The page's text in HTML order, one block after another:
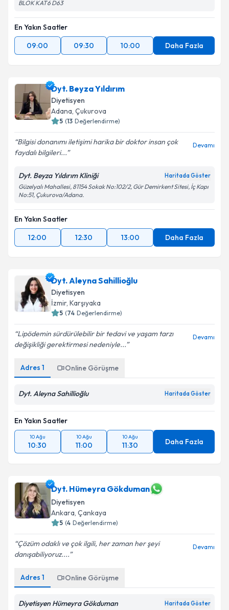
BLOK KAT6 D63
En Yakın Saatler
09:00
09:30 10:00 Daha Fazla
Dyt. Beyza Yıldırım
Diyetisyen
Adana, Çukurova
5 (13 Değerlendirme)
Bilgisi donanımı iletişimi harika bir doktor insan çok
faydalı bilgileri...
Devamı
Dyt. Beyza Yıldırım Kliniği Haritada Göster
Güzelyalı Mahallesi, 81154 Sokak No:102/2, Gür Demirkent Sitesi, İç Kapı
No:51, Çukurova/Adana.
En Yakın Saatler
12:00
12:30 13:00 Daha Fazla
Dyt. Aleyna Sahillioğlu
Diyetisyen
İzmir, Karşıyaka
5 (74 Değerlendirme)
Lipödemin sürdürülebilir bir tedavi ve yaşam tarzı
değişikliği gerektirmesi nedeniyle...
Devamı
Adres 1 Online Görüşme
Dyt. Aleyna Sahillioğlu Haritada Göster
En Yakın Saatler
10 Ağu
10:30
10 Ağu
11:00
10 Ağu
11:30 Daha Fazla
Dyt. Hümeyra Gökduman
Diyetisyen
Ankara, Çankaya
5 (4 Değerlendirme)
Çözüm odaklı ve çok ilgili, her zaman her şeyi
danışabiliyoruz....
Devamı
Adres 1 Online Görüşme
Diyetisyen Hümeyra Gökduman Haritada Göster